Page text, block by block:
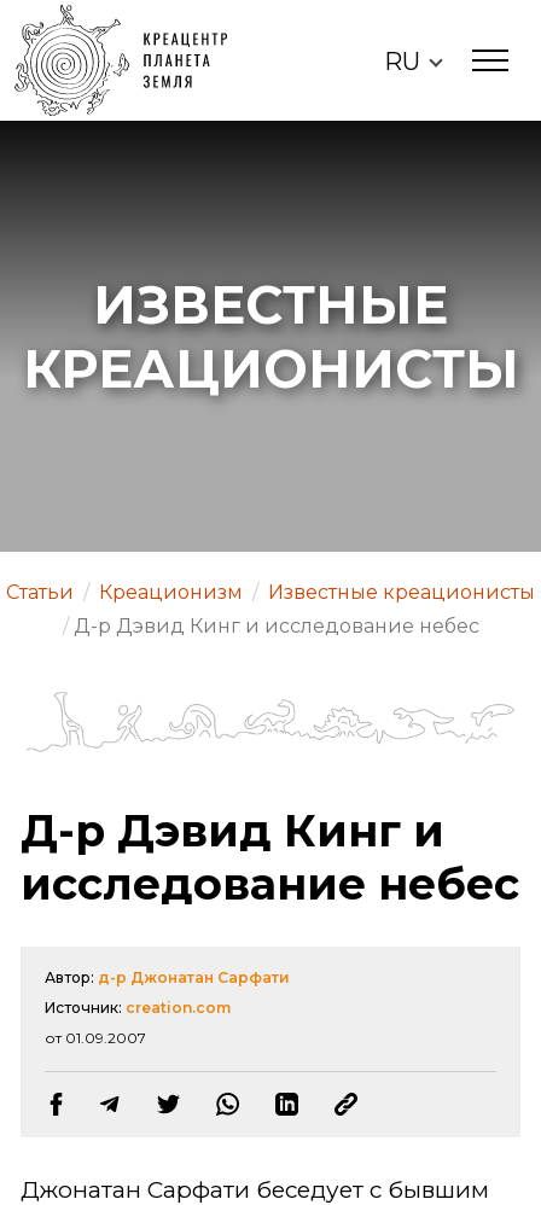
RU
ИЗВЕСТНЫЕ
КРЕАЦИОНИСТЫ
Статьи / Креационизм / Известные креационисты
/ Д-р Дэвид Кинг и исследование небес
Д-р Дэвид Кинг и
исследование небес
Автор: д-р Джонатан Сарфати
Источник: creation.com
от 01.09.2007
Джонатан Сарфати беседует с бывшим